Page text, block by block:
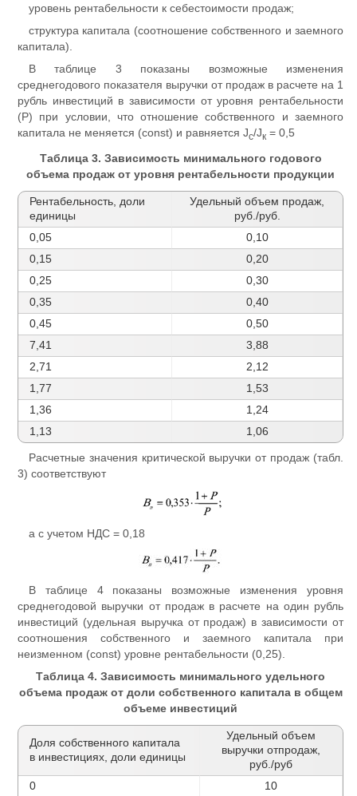
уровень рентабельности к себестоимости продаж;
структура капитала (соотношение собственного и заемного
капитала).
В таблице 3 показаны возможные изменения
среднегодового показателя выручки от продаж в расчете на 1
рубль инвестиций в зависимости от уровня рентабельности
(Р) при условии, что отношение собственного и заемного
капитала не меняется (const) и равняется Jс/Jк = 0,5
Таблица 3. Зависимость минимального годового
объема продаж от уровня рентабельности продукции
Рентабельность, доли
единицы
Удельный объем продаж,
руб./руб.
0,05
0,10
0,15
0,20
0,25
0,30
0,35
0,40
0,45
0,50
7,41
3,88
2,71
2,12
1,77
1,53
1,36
1,24
1,13
1,06
Расчетные значения критической выручки от продаж (табл.
3) соответствуют
а с учетом НДС = 0,18
В таблице 4 показаны возможные изменения уровня
среднегодовой выручки от продаж в расчете на один рубль
инвестиций (удельная выручка от продаж) в зависимости от
соотношения собственного и заемного капитала при
неизменном (const) уровне рентабельности (0,25).
Таблица 4. Зависимость минимального удельного
объема продаж от доли собственного капитала в общем
объеме инвестиций
Доля собственного капитала
в инвестициях, доли единицы
Удельный объем
выручки отпродаж,
руб./руб
0
10